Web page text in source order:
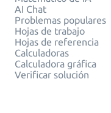
AI Chat
Problemas populares
Hojas de trabajo
Hojas de referencia
Calculadoras
Calculadora gráfica
Verificar solución